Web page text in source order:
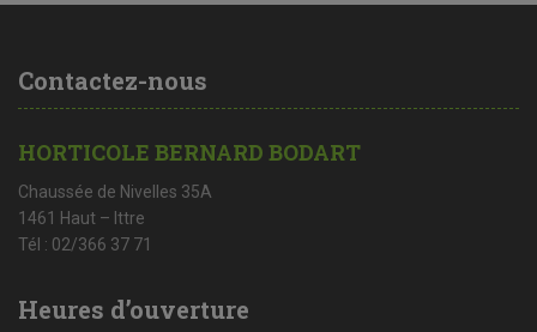
Contactez-nous
HORTICOLE BERNARD BODART
Chaussée de Nivelles 35A
1461 Haut – Ittre
Tél : 02/366 37 71
Heures d’ouverture